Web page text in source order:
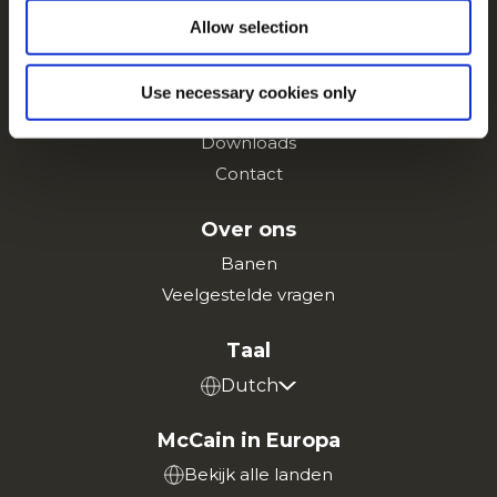
Allow selection
Use necessary cookies only
Producten
Recepten
Downloads
Contact
Over ons
Banen
Veelgestelde vragen
Taal
Dutch
McCain in Europa
Bekijk alle landen